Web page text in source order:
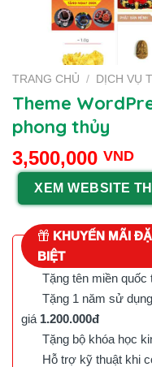
TRANG CHỦ / DỊCH VỤ
Theme
phong thủy
3,500,000 VND
XEM WEBSITE
KHUYẾN MÃI
BIỆT
Tặng tên miền quốc
Tặng 1 năm sử
giá 1.200.000đ
Tặng bộ khóa học
Hỗ trợ kỹ thuật khi